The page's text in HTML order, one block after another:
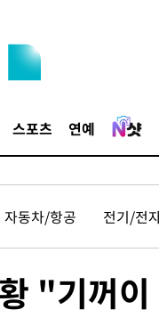
스포츠 연예
자동차/항공 전기/전
"기꺼이